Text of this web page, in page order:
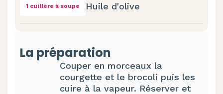
1 cuillère à soupe Huile d'olive
La préparation
Couper en morceaux la
courgette et le brocoli puis les
cuire à la vapeur. Réserver et